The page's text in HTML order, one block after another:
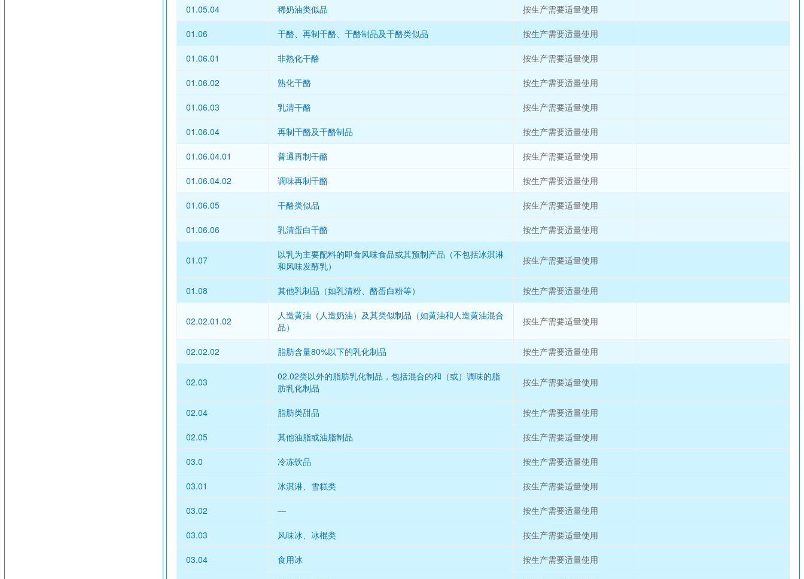
01.05.04 稀奶油类似品 按生产需要适量使用
01.06 干酪、再制干酪、干酪制品及干酪类似品 按生产需要适量使用
01.06.01 非熟化干酪 按生产需要适量使用
01.06.02 熟化干酪 按生产需要适量使用
01.06.03 乳清干酪 按生产需要适量使用
01.06.04 再制干酪及干酪制品 按生产需要适量使用
01.06.04.01 普通再制干酪 按生产需要适量使用
01.06.04.02 调味再制干酪 按生产需要适量使用
01.06.05 干酪类似品 按生产需要适量使用
01.06.06 乳清蛋白干酪 按生产需要适量使用
01.07
以乳为主要配料的即食风味食品或其预制产品（不包括冰淇淋
和风味发酵乳）
按生产需要适量使用
01.08 其他乳制品（如乳清粉、酪蛋白粉等） 按生产需要适量使用
02.02.01.02
人造黄油（人造奶油）及其类似制品（如黄油和人造黄油混合
品）
按生产需要适量使用
02.02.02 脂肪含量80%以下的乳化制品 按生产需要适量使用
02.03
02.02类以外的脂肪乳化制品，包括混合的和（或）调味的脂
肪乳化制品
按生产需要适量使用
02.04 脂肪类甜品 按生产需要适量使用
02.05 其他油脂或油脂制品 按生产需要适量使用
03.0 冷冻饮品 按生产需要适量使用
03.01 冰淇淋、雪糕类 按生产需要适量使用
03.02 — 按生产需要适量使用
03.03 风味冰、冰棍类 按生产需要适量使用
03.04 食用冰 按生产需要适量使用